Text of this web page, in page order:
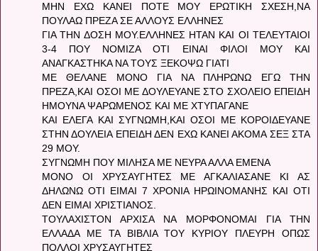
ΜΗΝ ΕΧΩ ΚΑΝΕΙ ΠΟΤΕ ΜΟΥ ΕΡΩΤΙΚΗ ΣΧΕΣΗ,ΝΑ
ΠΟΥΛΑΩ ΠΡΕΖΑ ΣΕ ΑΛΛΟΥΣ ΕΛΛΗΝΕΣ
ΓΙΑ ΤΗΝ ΔΟΣΗ ΜΟΥ.ΕΛΛΗΝΕΣ ΗΤΑΝ ΚΑΙ ΟΙ ΤΕΛΕΥΤΑΙΟΙ
3-4 ΠΟΥ ΝΟΜΙΖΑ ΟΤΙ ΕΙΝΑΙ ΦΙΛΟΙ ΜΟΥ ΚΑΙ
ΑΝΑΓΚΑΣΤΗΚΑ ΝΑ ΤΟΥΣ ΞΕΚΟΨΩ ΓΙΑΤΙ
ΜΕ ΘΕΛΑΝΕ ΜΟΝΟ ΓΙΑ ΝΑ ΠΛΗΡΩΝΩ ΕΓΩ ΤΗΝ
ΠΡΕΖΑ,ΚΑΙ ΟΣΟΙ ΜΕ ΔΟΥΛΕΥΑΝΕ ΣΤΟ ΣΧΟΛΕΙΟ ΕΠΕΙΔΗ
ΗΜΟΥΝΑ ΨΑΡΩΜΕΝΟΣ ΚΑΙ ΜΕ ΧΤΥΠΑΓΑΝΕ
ΚΑΙ ΕΛΕΓΑ ΚΑΙ ΣΥΓΝΩΜΗ,ΚΑΙ ΟΣΟΙ ΜΕ ΚΟΡΟΙΔΕΥΑΝΕ
ΣΤΗΝ ΔΟΥΛΕΙΑ ΕΠΕΙΔΗ ΔΕΝ ΕΧΩ ΚΑΝΕΙ ΑΚΟΜΑ ΣΕΞ ΣΤΑ
29 ΜΟΥ.
ΣΥΓΝΩΜΗ ΠΟΥ ΜΙΛΗΣΑ ΜΕ ΝΕΥΡΑ ΑΛΛΑ ΕΜΕΝΑ
ΜΟΝΟ ΟΙ ΧΡΥΣΑΥΓΗΤΕΣ ΜΕ ΑΓΚΑΛΙΑΣΑΝΕ ΚΙ ΑΣ
ΔΗΛΩΝΩ ΟΤΙ ΕΙΜΑΙ 7 ΧΡΟΝΙΑ ΗΡΩΙΝΟΜΑΝΗΣ ΚΑΙ ΟΤΙ
ΔΕΝ ΕΙΜΑΙ ΧΡΙΣΤΙΑΝΟΣ.
ΤΟΥΛΑΧΙΣΤΟΝ ΑΡΧΙΣΑ ΝΑ ΜΟΡΦΟΝΟΜΑΙ ΓΙΑ ΤΗΝ
ΕΛΛΑΔΑ ΜΕ ΤΑ ΒΙΒΛΙΑ ΤΟΥ ΚΥΡΙΟΥ ΠΛΕΥΡΗ ΟΠΩΣ
ΠΟΛΛΟΙ ΧΡΥΣΑΥΓΗΤΕΣ